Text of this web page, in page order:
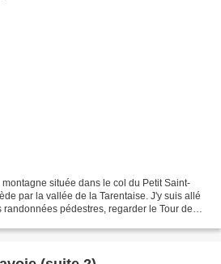
située dans le col du Petit Saint-
par la vallée de la Tarentaise. J'y suis allé
pédestres, regarder le Tour de